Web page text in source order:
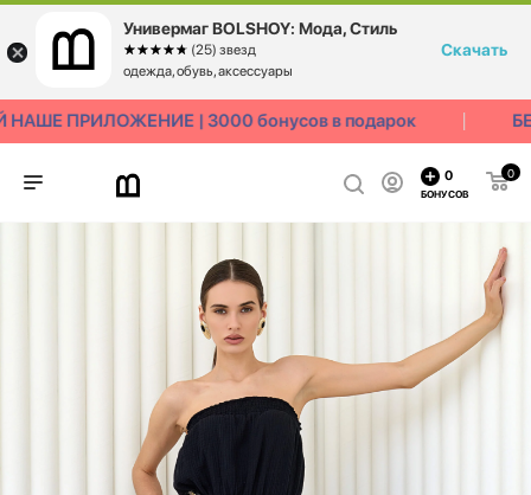
ПРИЛОЖЕНИЕ | 3000 бонусов в подарок
0
0
БОНУСОВ
Универмаг BOLSHOY: Мода, Стиль
☆☆☆☆☆
★★★★★ (25) звезд
одежда, обувь, аксессуары
Скачать